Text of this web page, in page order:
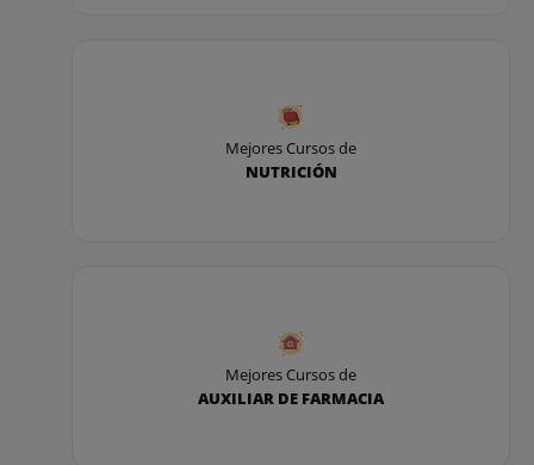
Mejores Cursos de
NUTRICIÓN
Mejores Cursos de
AUXILIAR DE FARMACIA